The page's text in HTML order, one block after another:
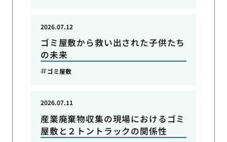
ゴミ屋敷から救い出された子供たち
の未来
2026.07.12
ゴミ屋敷
産業廃棄物収集の現場におけるゴミ
屋敷と２トントラックの関係性
2026.07.11